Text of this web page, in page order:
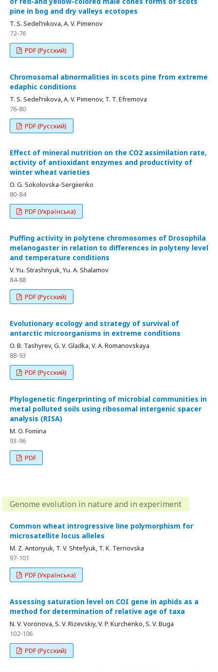
pine in bog and dry valleys ecotopes
T. S. Sedel’nikova, A. V. Pimenov
72-76
PDF (Русский)
Chromosomal abnormalities in scots pine from extreme
edaphic conditions
T. S. Sedel’nikova, A. V. Pimenov, T. T. Efremova
76-80
PDF (Русский)
Effect of mineral nutrition on the CO2 assimilation rate,
activity of antioxidant enzymes and productivity of
winter wheat varieties
O. G. Sokolovska-Sergiienko
80-84
PDF (Українська)
Puffing activity in polytene chromosomes of Drosophila
melanogaster in relation to differences in polyteny level
and temperature conditions
V. Yu. Strashnyuk, Yu. A. Shalamov
84-88
PDF (Русский)
Evolutionary ecology and strategy of survival of
antarctic microorganisms in extreme conditions
O. B. Tashyrev, G. V. Gladka, V. A. Romanovskaya
88-93
PDF (Русский)
Phylogenetic fingerprinting of microbial communities in
metal polluted soils using ribosomal intergenic spacer
analysis (RISA)
M. O. Fomina
93-96
PDF
Genome evolution in nature and in experiment
Common wheat introgressive line polymorphism for
microsatellite locus alleles
M. Z. Antonyuk, T. V. Shtefyuk, T. K. Ternovska
97-101
PDF (Українська)
Assessing saturation level on COI gene in aphids as a
method for determination of relative age of taxa
N. V. Voronova, S. V. Rizevskiy, V. P. Kurchenko, S. V. Buga
102-106
PDF (Русский)